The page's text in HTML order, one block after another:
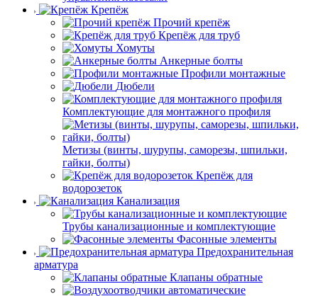
Крепёж
Прочий крепёж
Крепёж для труб
Хомуты
Анкерные болты
Профили монтажные
Дюбели
Комплектующие для монтажного профиля
Метизы (винты, шурупы, саморезы, шпильки,
гайки, болты)
Крепёж для
водорозеток
Канализация
Трубы канализационные и комплектующие
Фасонные элементы
Предохранительная
арматура
Клапаны обратные